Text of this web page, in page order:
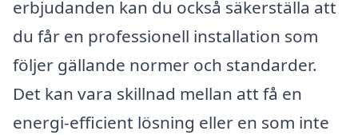
erbjudanden kan du också säkerställa att
du får en professionell installation som
följer gällande normer och standarder.
Det kan vara skillnad mellan att få en
energi-efficient lösning eller en som inte